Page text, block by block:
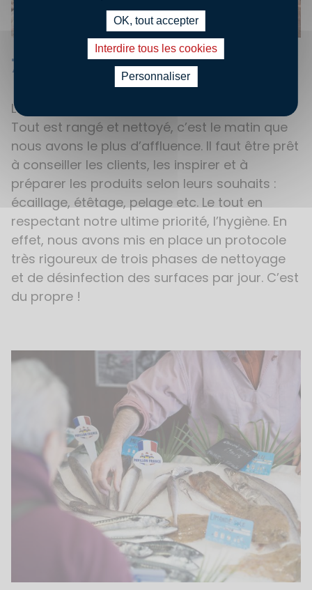
7. C’est ouvert !
Le magasin ouvre ses portes à 8 heures 30.
Tout est rangé et nettoyé, c’est le matin que
nous avons le plus d’affluence. Il faut être prêt
à conseiller les clients, les inspirer et à
préparer les produits selon leurs souhaits :
écaillage, étêtage, pelage etc. Le tout en
respectant notre ultime priorité, l’hygiène. En
effet, nous avons mis en place un protocole
très rigoureux de trois phases de nettoyage
et de désinfection des surfaces par jour. C’est
du propre !
OK, tout accepter
Interdire tous les cookies
Personnaliser